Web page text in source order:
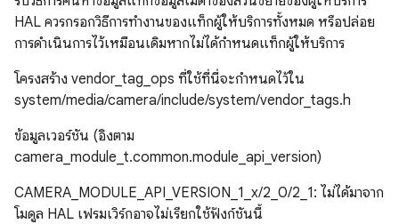
HAL ควรกรอกวิธีการทํางานของแท็กผู้ให้บริการทั้งหมด หรือปล่อย
การดำเนินการไว้เหมือนเดิมหากไม่ได้กําหนดแท็กผู้ให้บริการ
โครงสร้าง vendor_tag_ops ที่ใช้ที่นี่จะกำหนดไว้ใน
system/media/camera/include/system/vendor_tags.h
ข้อมูลเวอร์ชัน (อิงตาม
camera_module_t.common.module_api_version)
CAMERA_MODULE_API_VERSION_1_x/2_0/2_1: ไม่ได้มาจาก
โมดูล HAL เฟรมเวิร์กอาจไม่เรียกใช้ฟังก์ชันนี้